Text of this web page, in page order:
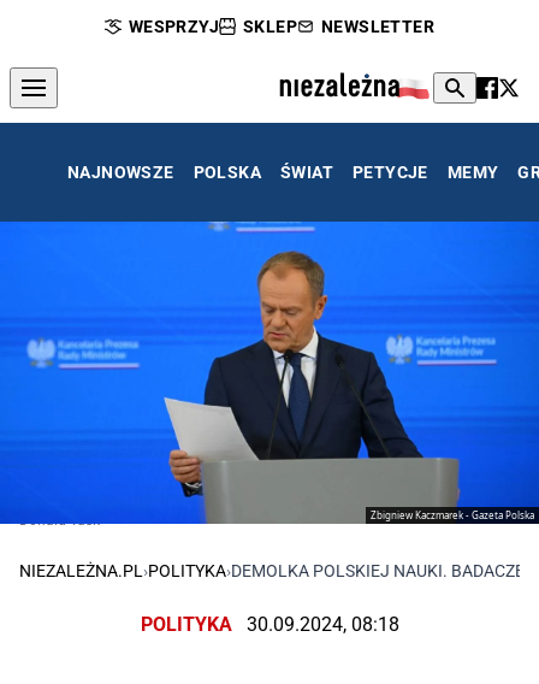
WESPRZYJ SKLEP NEWSLETTER
NAJNOWSZE POLSKA ŚWIAT PETYCJE MEMY
Zbigniew Kaczmarek - Gazeta Polska
Donald Tusk
NIEZALEŻNA.PL ›POLITYKA›DEMOLKA POLSKIEJ NAUKI. BADACZE
POLITYKA 30.09.2024, 08:18